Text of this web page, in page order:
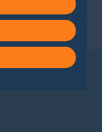
unserer